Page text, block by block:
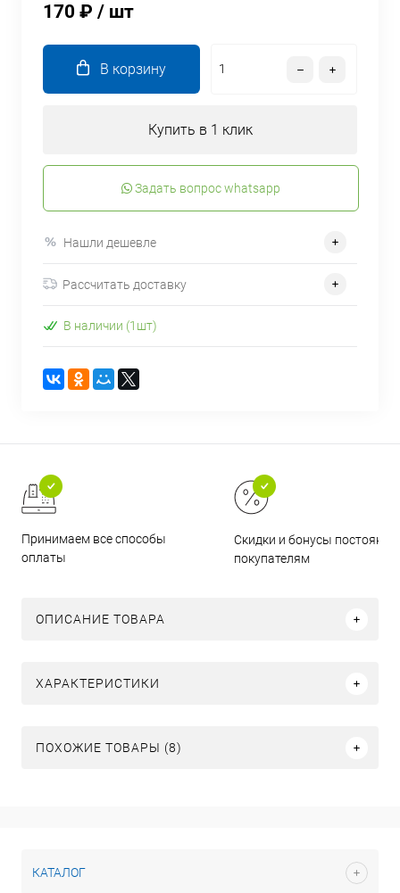
170 ₽ / шт
В корзину
Купить в 1 клик
Задать вопрос whatsapp
Нашли дешевле
Рассчитать доставку
В наличии (1шт)
Принимаем все способы
оплаты
Скидки и бонусы
покупателям
ОПИСАНИЕ ТОВАРА
ХАРАКТЕРИСТИКИ
ПОХОЖИЕ ТОВАРЫ (8)
КАТАЛОГ